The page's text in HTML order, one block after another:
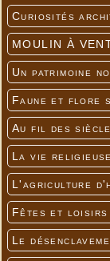
Curiosités
MOULIN À
Un patrimoine
Faune et flore
Au fil des
La vie religieuse
L'agriculture
Fêtes et loisirs
Le